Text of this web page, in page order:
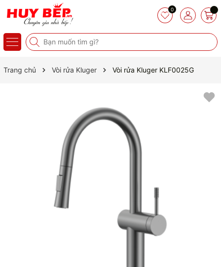
0
Trang chủ Vòi rửa Kluger Vòi rửa Kluger KLF0025G